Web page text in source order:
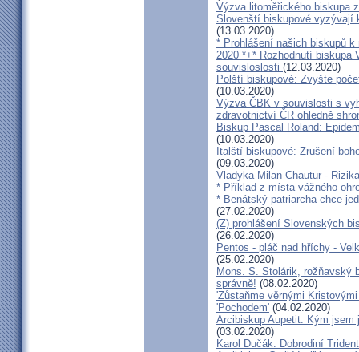
Výzva litoměřického biskupa
Slovenští biskupové vyzývají
(13.03.2020)
* Prohlášení našich biskupů
2020 *+* Rozhodnutí biskupa
souvisloslosti (12.03.2020)
Polští biskupové: Zvyšte
(10.03.2020)
Výzva ČBK v souvislosti s
zdravotnictví ČR ohledně
Biskup Pascal Roland:
(10.03.2020)
Italští biskupové: Zrušení
(09.03.2020)
Vladyka Milan Chautur -
* Příklad z místa vážného
* Benátský patriarcha chce
(27.02.2020)
(Z) prohlášení Slovenských
(26.02.2020)
Pentos - pláč nad hříchy -
(25.02.2020)
Mons. S. Stolárik, rožňavský
správně! (08.02.2020)
'Zůstaňme věrnými
'Pochodem' (04.02.2020)
Arcibiskup Aupetit: Kým jsem
(03.02.2020)
Karol Dučák: Dobrodiní